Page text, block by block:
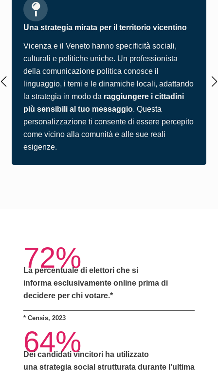
Una strategia mirata per il territorio vicentino
Vicenza e il Veneto hanno specificità sociali,
culturali e politiche uniche. Un professionista
della comunicazione politica conosce il
linguaggio, i temi e le dinamiche locali, adattando
la strategia in modo da raggiungere i cittadini
più sensibili al tuo messaggio. Questa
personalizzazione ti consente di essere percepito
come vicino alla comunità e alle sue reali
esigenze.
72%
La percentuale di elettori che si
informa esclusivamente online prima di
decidere per chi votare.*
* Censis, 2023
64%
Dei candidati vincitori ha utilizzato
una strategia social strutturata durante l’ultima